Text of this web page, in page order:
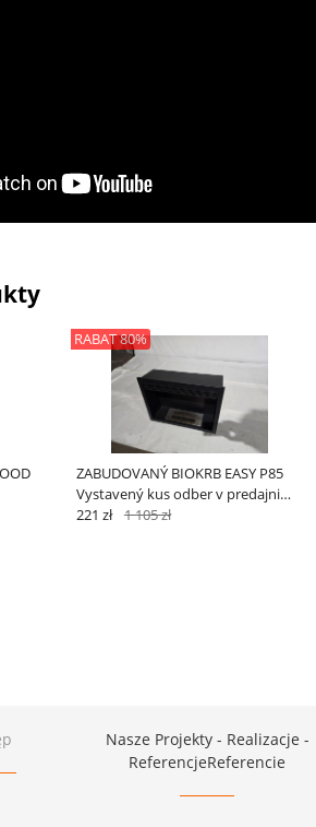
ZABUDOVANÝ BIOKRB EASY P85
Vystavený kus odber v predajni
Bratislava
RABAT 80%
221 zł 1 105 zł
Nasze Projekty - Realizacje -
ReferencjeReferencie